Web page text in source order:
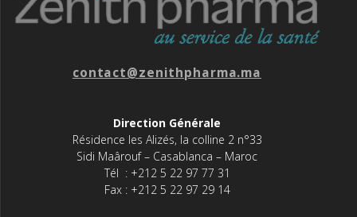
contact@zenithpharma.ma
Direction Générale
Résidence les Alizés, la colline 2 n°33
Sidi Maârouf – Casablanca – Maroc
Tél : +212 5 22 97 77 31
Fax : +212 5 22 97 29 14